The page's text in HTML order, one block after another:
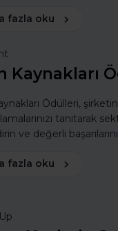
fazla oku
Kaynakları
Ödülleri,
tanıtarak
ve değerli
fazla oku